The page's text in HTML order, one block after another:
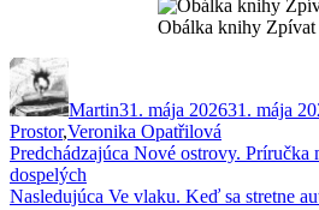
Obálka knihy Zpívat
Autor
Martin31. mája 202631. mája
Prostor,Veronika Opatřilová
Navigácia
v
Predchádzajúca Predchádzajúci
Nové ostrovy. Príručka
dospelých
Nasledujúca Ďalší
Ve vlaku. Keď sa stretne